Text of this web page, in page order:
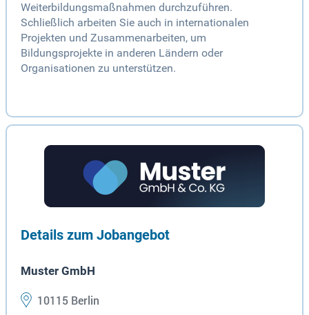
Weiterbildungsmaßnahmen durchzuführen.
Schließlich arbeiten Sie auch in internationalen
Projekten und Zusammenarbeiten, um
Bildungsprojekte in anderen Ländern oder
Organisationen zu unterstützen.
Details zum Jobangebot
Muster GmbH
10115 Berlin